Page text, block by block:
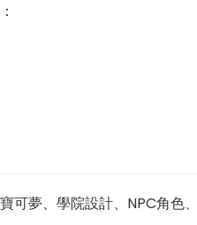
夢、學院設計、NPC角色